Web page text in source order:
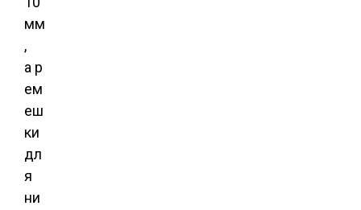
мм
,
а р
ем
еш
ки
дл
я
ни